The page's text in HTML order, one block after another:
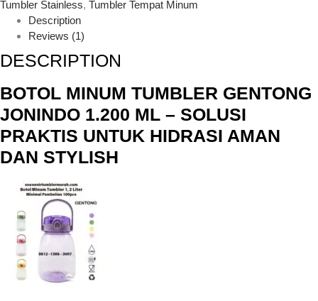
Tumbler Stainless, Tumbler Tempat Minum
Description
Reviews (1)
DESCRIPTION
BOTOL MINUM TUMBLER GENTONG
JONINDO 1.200 ML – SOLUSI
PRAKTIS UNTUK HIDRASI AMAN
DAN STYLISH